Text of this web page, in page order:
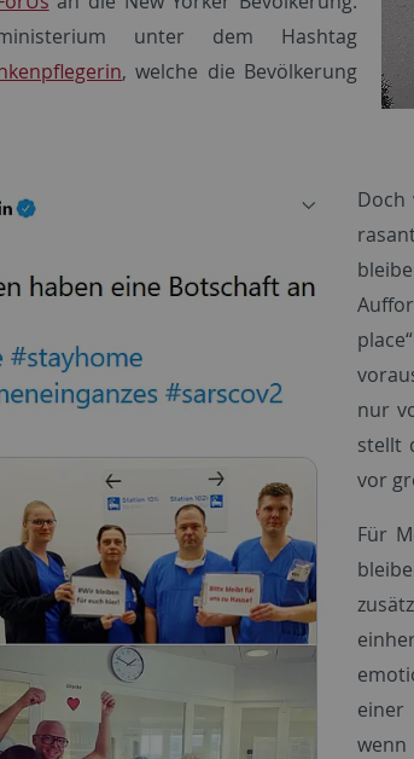
unter dem Hashtag
, welche die Bevölkerung
Doch
nur
stellt
vor
Für
einer